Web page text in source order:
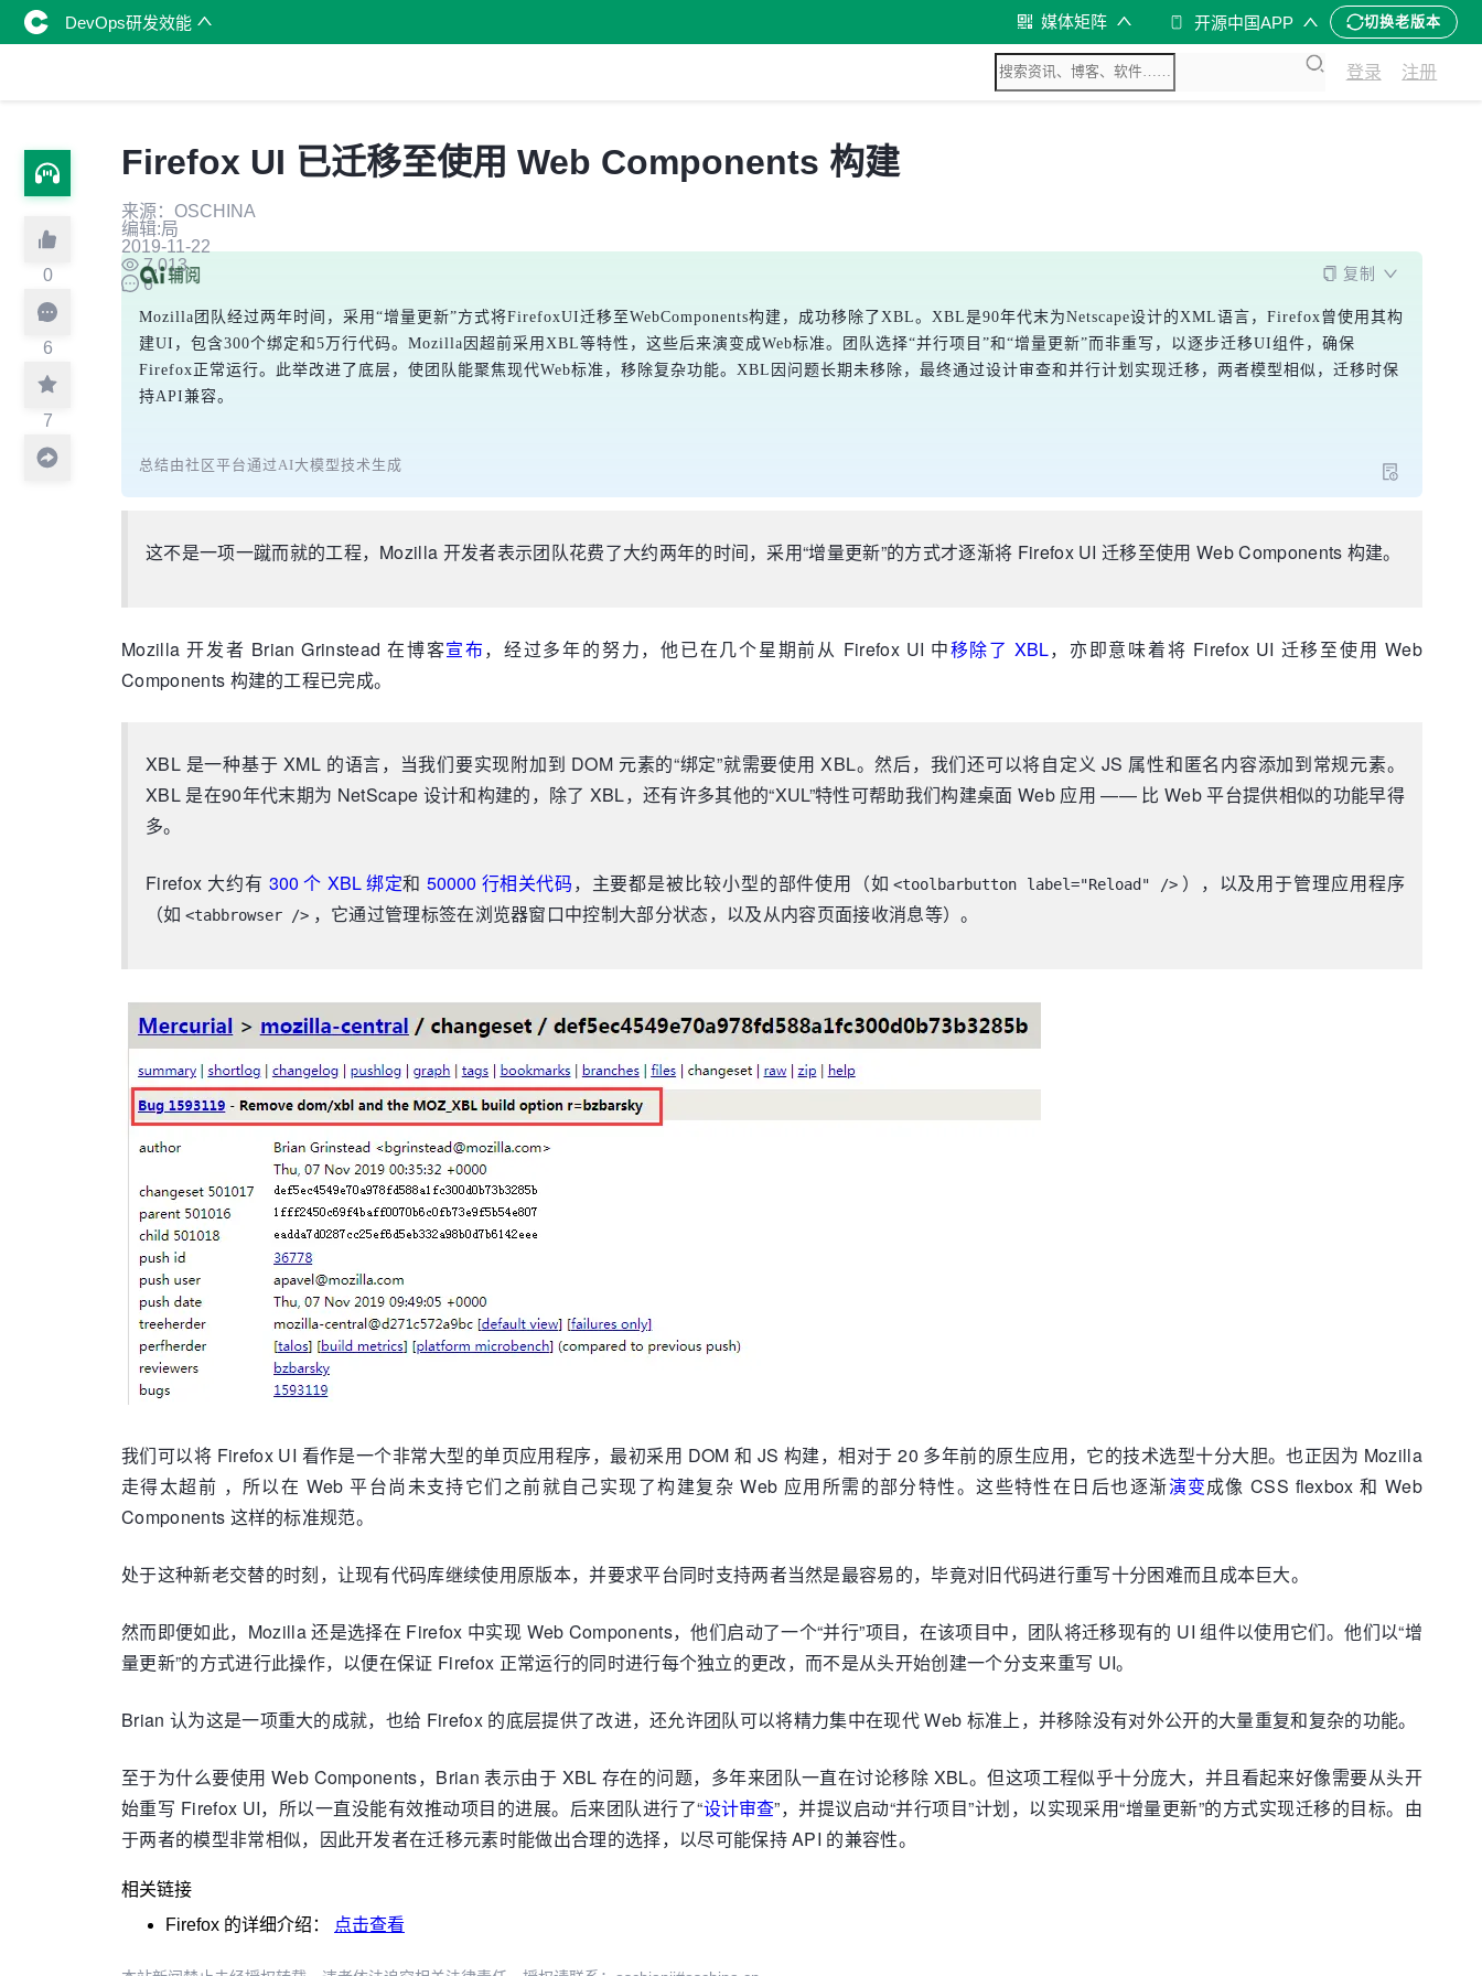
DevOps研发效能 媒体矩阵 开源中国APP 切换老版本
登录 注册
0
6
7
Firefox UI 已迁移至使用 Web Components 构建
来源：OSCHINA
编辑:局
2019-11-22
7,013
6
复制
Mozilla团队经过两年时间，采用“增量更新”方式将FirefoxUI迁移至WebComponents构建，成功移除了XBL。XBL是90年代末为Netscape设计的XML语言，Firefox曾使用其构
建UI，包含300个绑定和5万行代码。Mozilla因超前采用XBL等特性，这些后来演变成Web标准。团队选择“并行项目”和“增量更新”而非重写，以逐步迁移UI组件，确保
Firefox正常运行。此举改进了底层，使团队能聚焦现代Web标准，移除复杂功能。XBL因问题长期未移除，最终通过设计审查和并行计划实现迁移，两者模型相似，迁移时保
持API兼容。
总结由社区平台通过AI大模型技术生成
这不是一项一蹴而就的工程，Mozilla 开发者表示团队花费了大约两年的时间，采用“增量更新”的方式才逐渐将 Firefox UI 迁移至使用 Web Components 构建。
Mozilla 开发者 Brian Grinstead 在博客宣布，经过多年的努力，他已在几个星期前从 Firefox UI 中移除了 XBL，亦即意味着将 Firefox UI 迁移至使用 Web
Components 构建的工程已完成。
XBL 是一种基于 XML 的语言，当我们要实现附加到 DOM 元素的“绑定”就需要使用 XBL。然后，我们还可以将自定义 JS 属性和匿名内容添加到常规元素。
XBL 是在90年代末期为 NetScape 设计和构建的，除了 XBL，还有许多其他的“XUL”特性可帮助我们构建桌面 Web 应用 —— 比 Web 平台提供相似的功能早得
多。
Firefox 大约有 300 个 XBL 绑定和50000 行相关代码，主要都是被比较小型的部件使用（如 <toolbarbutton label="Reload" /> ），以及用于管理应用程序
（如 <tabbrowser /> ，它通过管理标签在浏览器窗口中控制大部分状态，以及从内容页面接收消息等）。
我们可以将 Firefox UI 看作是一个非常大型的单页应用程序，最初采用 DOM 和 JS 构建，相对于 20 多年前的原生应用，它的技术选型十分大胆。也正因为 Mozilla
走得太超前 ，所以在 Web 平台尚未支持它们之前就自己实现了构建复杂 Web 应用所需的部分特性。这些特性在日后也逐渐演变成像 CSS flexbox 和 Web
Components 这样的标准规范。
处于这种新老交替的时刻，让现有代码库继续使用原版本，并要求平台同时支持两者当然是最容易的，毕竟对旧代码进行重写十分困难而且成本巨大。
然而即便如此，Mozilla 还是选择在 Firefox 中实现 Web Components，他们启动了一个“并行”项目，在该项目中，团队将迁移现有的 UI 组件以使用它们。他们以“增
量更新”的方式进行此操作，以便在保证 Firefox 正常运行的同时进行每个独立的更改，而不是从头开始创建一个分支来重写 UI。
Brian 认为这是一项重大的成就，也给 Firefox 的底层提供了改进，还允许团队可以将精力集中在现代 Web 标准上，并移除没有对外公开的大量重复和复杂的功能。
至于为什么要使用 Web Components，Brian 表示由于 XBL 存在的问题，多年来团队一直在讨论移除 XBL。但这项工程似乎十分庞大，并且看起来好像需要从头开
始重写 Firefox UI，所以一直没能有效推动项目的进展。后来团队进行了“设计审查”，并提议启动“并行项目”计划，以实现采用“增量更新”的方式实现迁移的目标。由
于两者的模型非常相似，因此开发者在迁移元素时能做出合理的选择，以尽可能保持 API 的兼容性。
相关链接
Firefox 的详细介绍： 点击查看